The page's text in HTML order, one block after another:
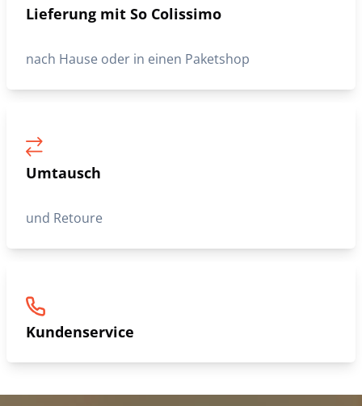
Lieferung mit So Colissimo
nach Hause oder in einen Paketshop
Umtausch
und Retoure
Kundenservice